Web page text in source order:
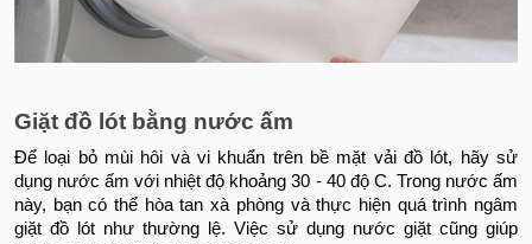
Giặt đồ lót bằng nước ấm
Để loại bỏ mùi hôi và vi khuẩn trên bề mặt vải đồ lót, hãy sử
dụng nước ấm với nhiệt độ khoảng 30 - 40 độ C. Trong nước ấm
này, bạn có thể hòa tan xà phòng và thực hiện quá trình ngâm
giặt đồ lót như thường lệ. Việc sử dụng nước giặt cũng giúp